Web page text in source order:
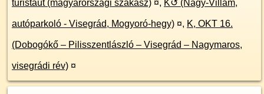
turistaút (magyarországi szakasz) ¤, K↺ (Nagy-Villám,
autóparkoló - Visegrád, Mogyoró-hegy) ¤, K, OKT 16.
(Dobogókő – Pilisszentlászló – Visegrád – Nagymaros,
visegrádi rév) ¤